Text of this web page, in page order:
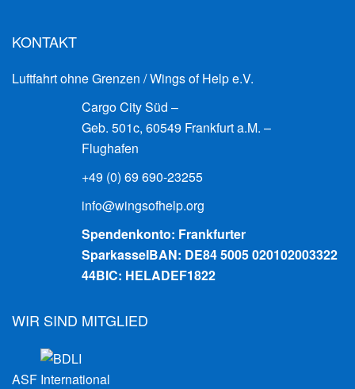
KONTAKT
Luftfahrt ohne Grenzen / Wings of Help e.V.
Cargo City Süd –
Geb. 501c, 60549 Frankfurt a.M. –
Flughafen
+49 (0) 69 690-23255
info@wingsofhelp.org
Spendenkonto: Frankfurter
SparkasseIBAN: DE84 5005 020102003322
44BIC: HELADEF1822
WIR SIND MITGLIED
ASF International